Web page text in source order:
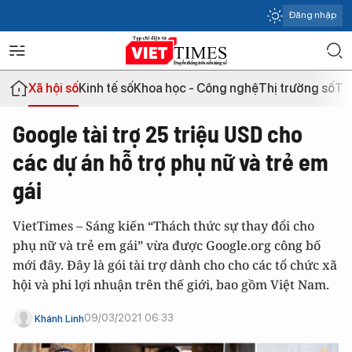
Đăng nhập
Xã hội sốKinh tế sốKhoa học - Công nghệThị trường số
Google tài trợ 25 triệu USD cho
các dự án hỗ trợ phụ nữ và trẻ em
gái
VietTimes – Sáng kiến “Thách thức sự thay đổi cho
phụ nữ và trẻ em gái” vừa được Google.org công bố
mới đây. Đây là gói tài trợ dành cho cho các tổ chức xã
hội và phi lợi nhuận trên thế giới, bao gồm Việt Nam.
Khánh Linh09/03/2021 06:33